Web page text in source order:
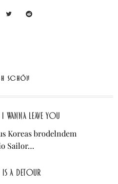
SCHÖN
Leave You
Koreas brodelndem
Sailor…
a detour